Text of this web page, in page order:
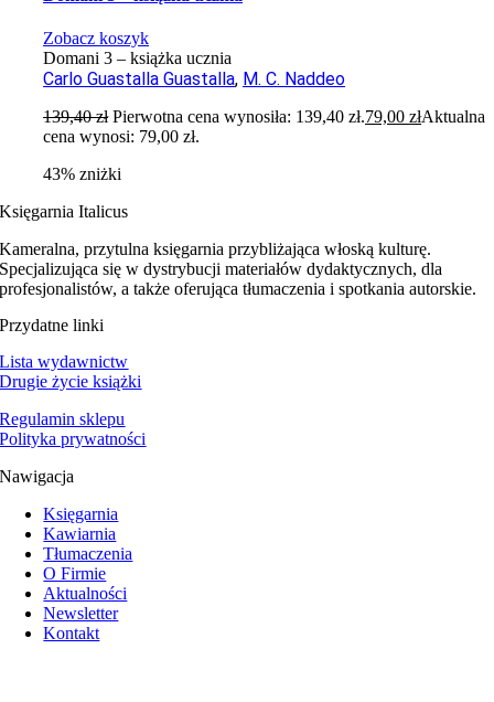
Zobacz koszyk
Domani 3 – książka ucznia
Carlo Guastalla Guastalla, M. C. Naddeo
139,40zł Pierwotna cena wynosiła: 139,40 zł.79,00złAktualna
cena wynosi: 79,00 zł.
43% zniżki
Księgarnia Italicus
Kameralna, przytulna księgarnia przybliżająca włoską kulturę.
Specjalizująca się w dystrybucji materiałów dydaktycznych, dla
profesjonalistów, a także oferująca tłumaczenia i spotkania autorskie.
Przydatne linki
Lista wydawnictw
Drugie życie książki
Regulamin sklepu
Polityka prywatności
Nawigacja
Księgarnia
Kawiarnia
Tłumaczenia
O Firmie
Aktualności
Newsletter
Kontakt